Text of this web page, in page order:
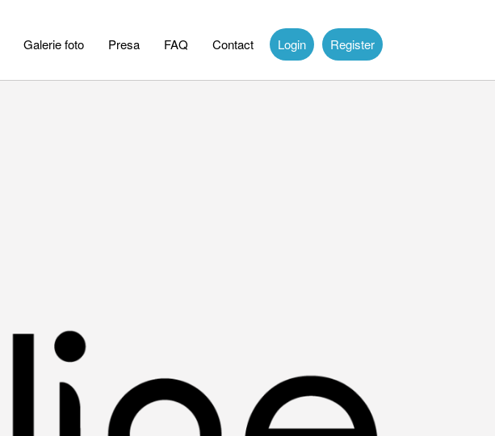
Galerie foto Presa FAQ Contact Login Register